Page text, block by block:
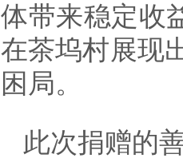
体带来稳定收
在茶坞村展现
困局。
此次捐赠的